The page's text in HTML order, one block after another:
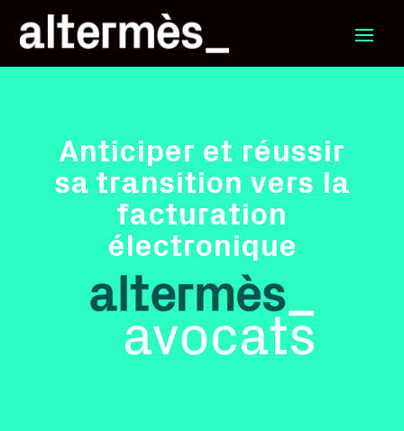
Anticiper et réussir
sa transition vers la
facturation
électronique